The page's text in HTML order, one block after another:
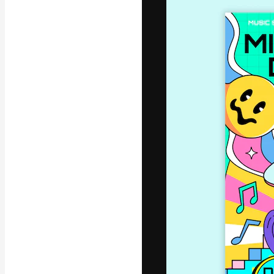
La plataforma
trabajo. Más
entre
estudios.
Español
Copyright ©